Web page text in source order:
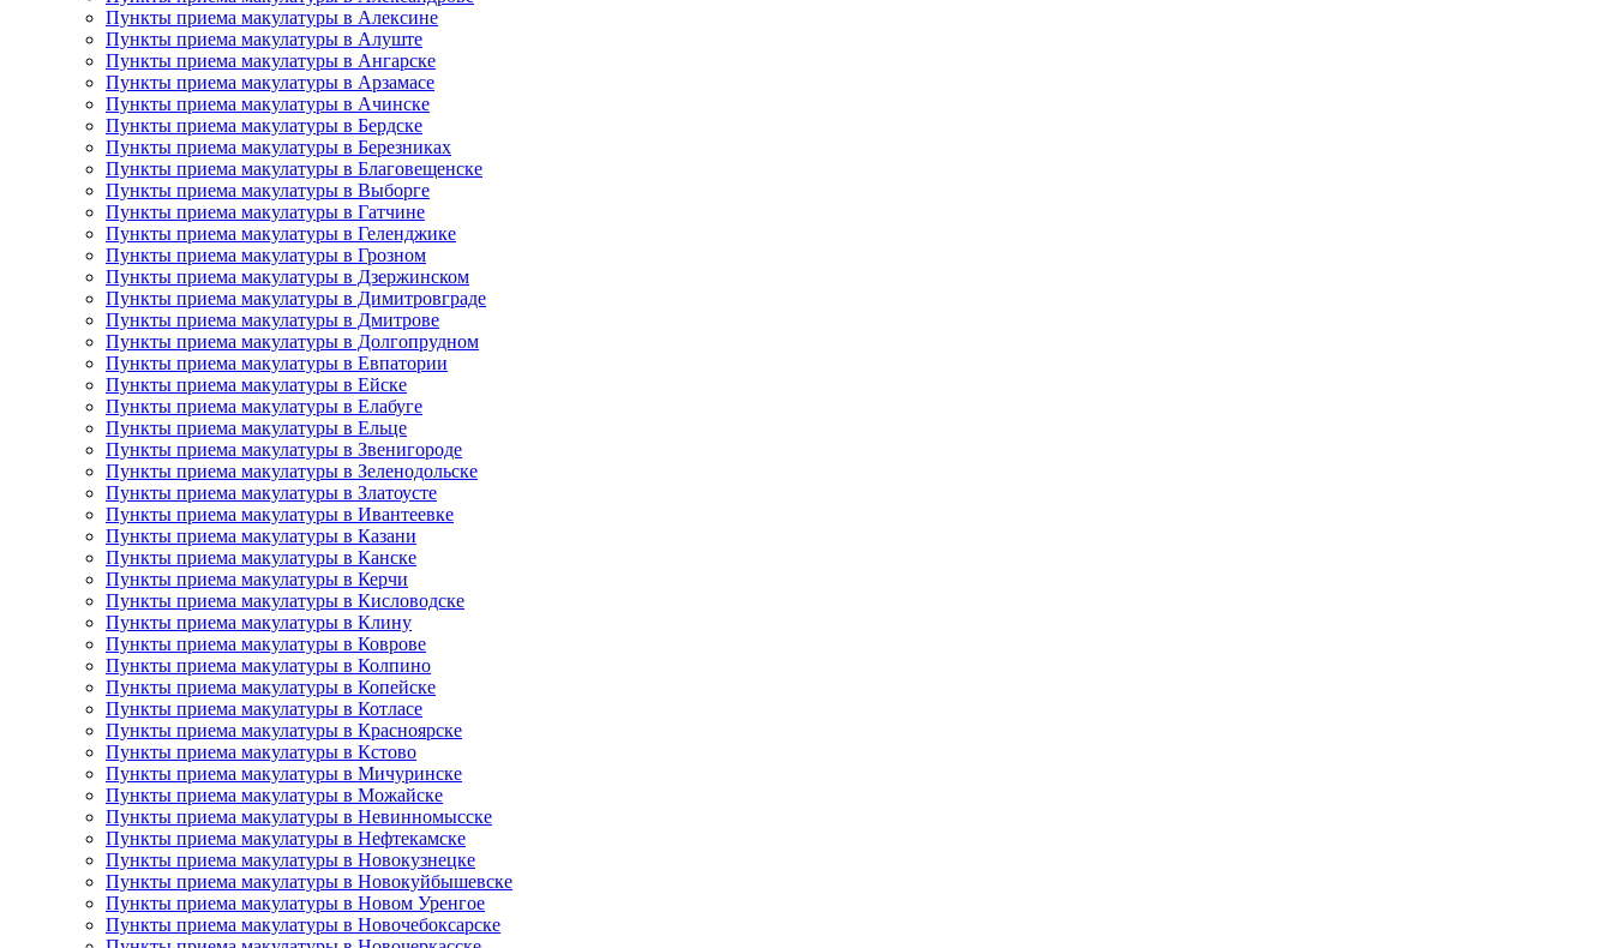
Пункты приема макулатуры в Алексине
Пункты приема макулатуры в Алуште
Пункты приема макулатуры в Ангарске
Пункты приема макулатуры в Арзамасе
Пункты приема макулатуры в Ачинске
Пункты приема макулатуры в Бердске
Пункты приема макулатуры в Березниках
Пункты приема макулатуры в Благовещенске
Пункты приема макулатуры в Выборге
Пункты приема макулатуры в Гатчине
Пункты приема макулатуры в Геленджике
Пункты приема макулатуры в Грозном
Пункты приема макулатуры в Дзержинском
Пункты приема макулатуры в Димитровграде
Пункты приема макулатуры в Дмитрове
Пункты приема макулатуры в Долгопрудном
Пункты приема макулатуры в Евпатории
Пункты приема макулатуры в Ейске
Пункты приема макулатуры в Елабуге
Пункты приема макулатуры в Ельце
Пункты приема макулатуры в Звенигороде
Пункты приема макулатуры в Зеленодольске
Пункты приема макулатуры в Златоусте
Пункты приема макулатуры в Ивантеевке
Пункты приема макулатуры в Казани
Пункты приема макулатуры в Канске
Пункты приема макулатуры в Керчи
Пункты приема макулатуры в Кисловодске
Пункты приема макулатуры в Клину
Пункты приема макулатуры в Коврове
Пункты приема макулатуры в Колпино
Пункты приема макулатуры в Копейске
Пункты приема макулатуры в Котласе
Пункты приема макулатуры в Красноярске
Пункты приема макулатуры в Кстово
Пункты приема макулатуры в Мичуринске
Пункты приема макулатуры в Можайске
Пункты приема макулатуры в Невинномысске
Пункты приема макулатуры в Нефтекамске
Пункты приема макулатуры в Новокузнецке
Пункты приема макулатуры в Новокуйбышевске
Пункты приема макулатуры в Новом Уренгое
Пункты приема макулатуры в Новочебоксарске